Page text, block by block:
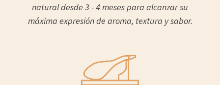
natural desde 3 - 4 meses para alcanzar su
máxima expresión de aroma, textura y sabor.